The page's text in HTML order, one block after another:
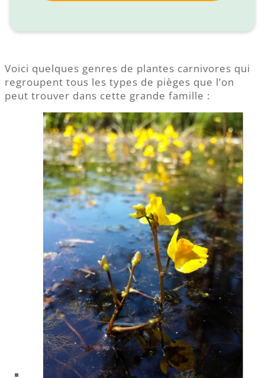
Voici quelques genres de plantes carnivores qui
regroupent tous les types de pièges que l’on
peut trouver dans cette grande famille :